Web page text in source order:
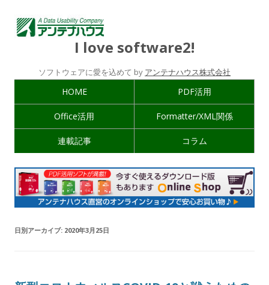
I love software2!
ソフトウェアに愛を込めて by アンテナハウス株式会社
HOME PDF活用
Office活用 Formatter/XML関係
連載記事 コラム
日別アーカイブ: 2020年3月25日